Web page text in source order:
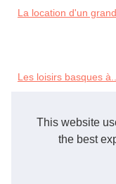
This website
the best
La location d'un grand
Les loisirs basques à...
A voir en Aveyron :